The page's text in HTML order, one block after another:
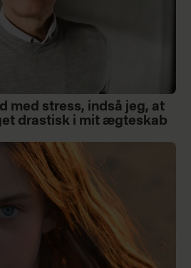
med stress, indså jeg, at
drastisk i mit ægteskab